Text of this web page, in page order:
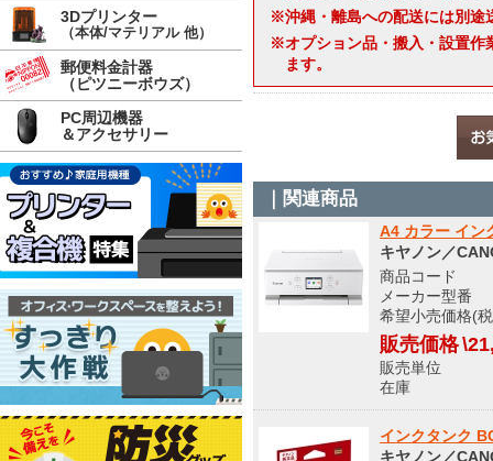
※沖縄・離島への配送には別途
※オプション品・搬入・設置作
ます。
｜関連商品
A4 カラー イン
キヤノン／
商品コード
メーカー型番
希望小売価格(
販売価格
販売単
在庫
インクタンク
キヤノン／
3Dプリンター
（本体/マテリアル 他）
郵便料金計器
（ピツニーボウズ）
PC周辺機器
＆アクセサリー